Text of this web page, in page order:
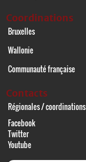
Coordinations
Bruxelles
Wallonie
Communauté française
Contacts
Régionales / coordinations
Facebook
Twitter
Youtube